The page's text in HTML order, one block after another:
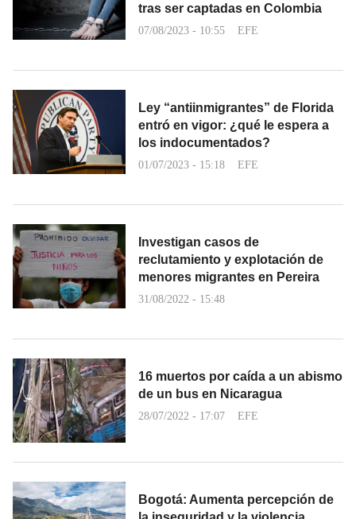
tras ser captadas en Colombia
07/08/2023 - 10:55 EFE
Ley “antiinmigrantes” de Florida
entró en vigor: ¿qué le espera a
los indocumentados?
01/07/2023 - 15:18 EFE
Investigan casos de
reclutamiento y explotación de
menores migrantes en Pereira
31/08/2022 - 15:48
16 muertos por caída a un abismo
de un bus en Nicaragua
28/07/2022 - 17:07 EFE
Bogotá: Aumenta percepción de